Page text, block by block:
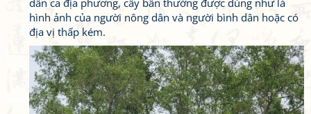
dân ca địa phương, cây bần thường được dùng như là
hình ảnh của người nông dân và người bình dân hoặc có
địa vị thấp kém.